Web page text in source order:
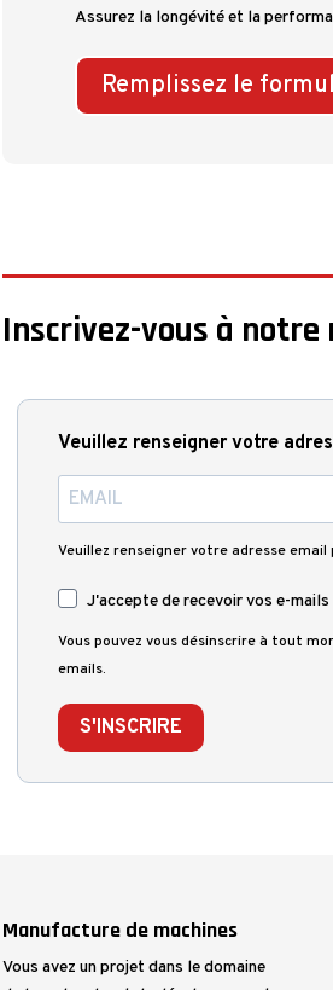
Assurez la longévité et la
Remplissez le
Inscrivez-vous à
Veuillez renseigner votre
Veuillez renseigner votre adresse email
J'accepte de recevoir vos e-
Vous pouvez vous désinscrire à tout
emails.
S'INSCRIRE
Manufacture de machines
Vous avez un projet dans le domaine